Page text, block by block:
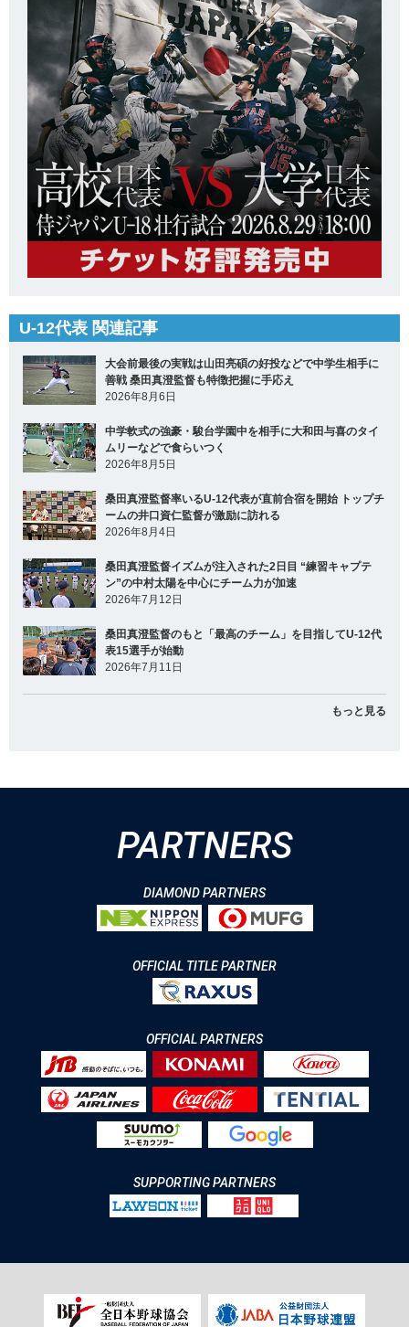
U-12代表 関連記事
大会前最後の実戦は山田亮碩の好投などで中学生相手に
善戦 桑田真澄監督も特徴把握に手応え
2026年8月6日
中学軟式の強豪・駿台学園中を相手に大和田与喜のタイ
ムリーなどで食らいつく
2026年8月5日
桑田真澄監督率いるU-12代表が直前合宿を開始 トップチ
ームの井口資仁監督が激励に訪れる
2026年8月4日
桑田真澄監督イズムが注入された2日目 “練習キャプテ
ン”の中村太陽を中心にチーム力が加速
2026年7月12日
桑田真澄監督のもと「最高のチーム」を目指してU-12代
表15選手が始動
2026年7月11日
もっと見る
PARTNERS
DIAMOND PARTNERS
OFFICIAL TITLE PARTNER
OFFICIAL PARTNERS
SUPPORTING PARTNERS